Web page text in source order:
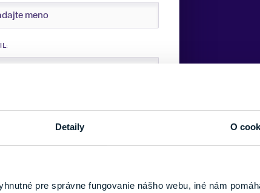
Detaily O
pre správne fungovanie nášho webu, iné nám